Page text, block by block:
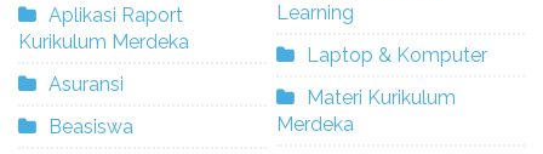
Aplikasi Raport
Kurikulum Merdeka
Asuransi
Beasiswa
Learning
Laptop & Komputer
Materi Kurikulum
Merdeka